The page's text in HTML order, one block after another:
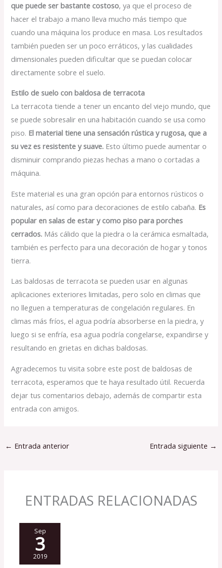
que puede ser bastante costoso, ya que el proceso de
hacer el trabajo a mano lleva mucho más tiempo que
cuando una máquina los produce en masa. Los resultados
también pueden ser un poco erráticos, y las cualidades
dimensionales pueden dificultar que se puedan colocar
directamente sobre el suelo.
Estilo de suelo con baldosa de terracota
La terracota tiende a tener un encanto del viejo mundo, que
se puede sobresalir en una habitación cuando se usa como
piso. El material tiene una sensación rústica y rugosa, que a
su vez es resistente y suave. Esto último puede aumentar o
disminuir comprando piezas hechas a mano o cortadas a
máquina.
Este material es una gran opción para entornos rústicos o
naturales, así como para decoraciones de estilo cabaña. Es
popular en salas de estar y como piso para porches
cerrados. Más cálido que la piedra o la cerámica esmaltada,
también es perfecto para una decoración de hogar y tonos
tierra.
Las baldosas de terracota se pueden usar en algunas
aplicaciones exteriores limitadas, pero solo en climas que
no lleguen a temperaturas de congelación regulares. En
climas más fríos, el agua podría absorberse en la piedra, y
luego si se enfría, esa agua podría congelarse, expandirse y
resultando en grietas en dichas baldosas.
Agradecemos tu visita sobre este post de baldosas de
terracota, esperamos que te haya resultado útil. Recuerda
dejar tus comentarios debajo, además de compartir esta
entrada con amigos.
← Entrada anterior Entrada siguiente →
ENTRADAS RELACIONADAS
Sep
3
2019